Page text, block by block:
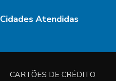
Cidades Atendidas
CARTÕES DE CRÉDITO